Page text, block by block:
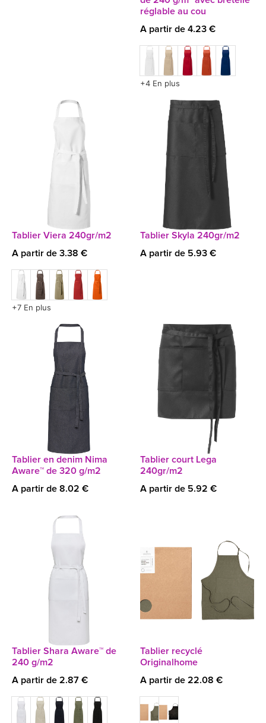
réglable au cou
A partir de 4.23 €
+4 En plus
Tablier Viera 240gr/m2
A partir de 3.38 €
+7 En plus
Tablier Skyla 240gr/m2
A partir de 5.93 €
Tablier en denim Nima
Aware™ de 320 g/m2
A partir de 8.02 €
Tablier court Lega
240gr/m2
A partir de 5.92 €
Tablier Shara Aware™ de
240 g/m2
A partir de 2.87 €
Tablier recyclé
Originalhome
A partir de 22.08 €